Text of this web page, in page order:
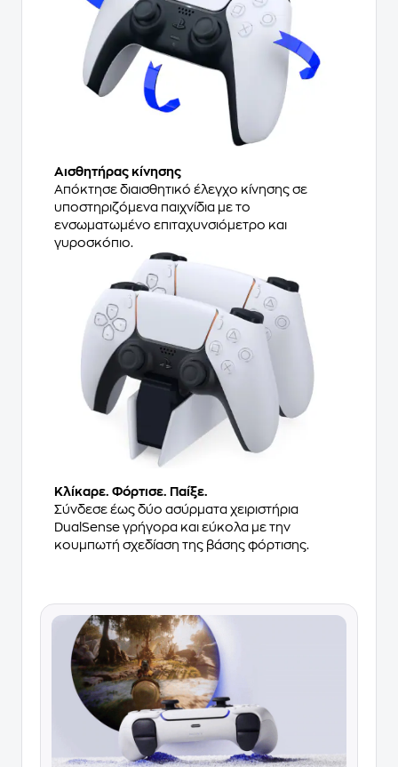
Αισθητήρας κίνησης
Απόκτησε διαισθητικό έλεγχο κίνησης σε
υποστηριζόμενα παιχνίδια με το
ενσωματωμένο επιταχυνσιόμετρο και
γυροσκόπιο.
Κλίκαρε. Φόρτισε. Παίξε.
Σύνδεσε έως δύο ασύρματα χειριστήρια
DualSense γρήγορα και εύκολα με την
κουμπωτή σχεδίαση της βάσης φόρτισης.